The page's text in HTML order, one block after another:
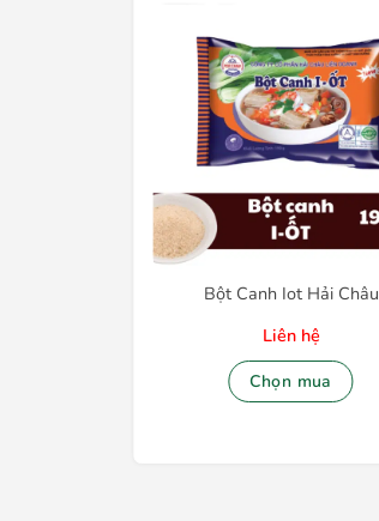
Bột Canh Iot Hải Châu
Liên hệ
Chọn mua